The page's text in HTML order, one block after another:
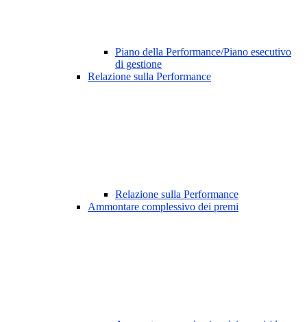
Piano della Performance/Piano esecutivo
di gestione
Relazione sulla Performance
Relazione sulla Performance
Ammontare complessivo dei premi